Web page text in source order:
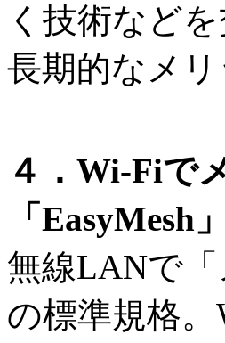
く技術など
長期的なメ
４．Wi-Fiで
「
無線LANで
の標準規格